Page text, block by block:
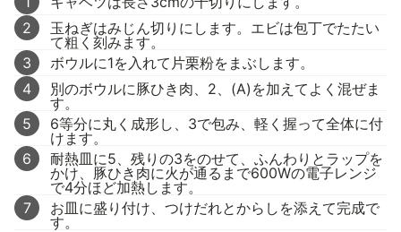
2
玉ねぎはみじん切りにします。エビは包丁でたたい
て粗く刻みます。
3
ボウルに1を入れて片栗粉をまぶします。
4
別のボウルに豚ひき肉、2、(A)を加えてよく混ぜま
す。
5
6等分に丸く成形し、3で包み、軽く握って全体に付
けます。
6
耐熱皿に5、残りの3をのせて、ふんわりとラップを
かけ、豚ひき肉に火が通るまで600Wの電子レンジ
で4分ほど加熱します。
7
お皿に盛り付け、つけだれとからしを添えて完成で
す。